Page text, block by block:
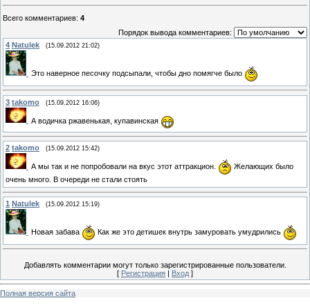
Всего комментариев: 4
Порядок вывода комментариев:
4 Natulek (15.09.2012 21:02)
Это наверное песочку подсыпали, чтобы дно помягче было
3 takomo (15.09.2012 16:06)
А водичка ржавенькая, купавинская
2 takomo (15.09.2012 15:42)
А мы так и не попробовали на вкус этот аттракцион.
Желающих было
очень много. В очереди не стали стоять
1 Natulek (15.09.2012 15:19)
Новая забава Как же это детишек внутрь замуровать умудрились
Добавлять комментарии могут только зарегистрированные пользователи.
[ Регистрация | Вход ]
Полная версия сайта